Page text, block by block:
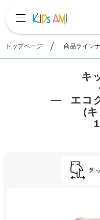
トップページ 商品ライン
キ
エコ
(